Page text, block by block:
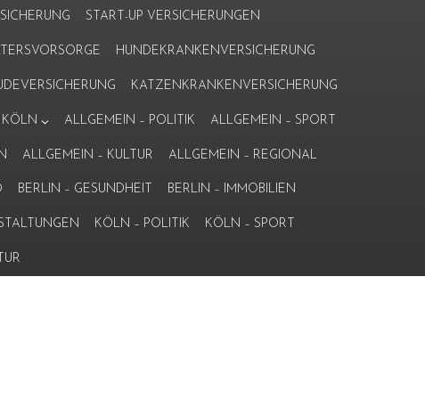
START-UP VERSICHERUNGEN
HUNDEKRANKENVERSICHERUNG
KATZENKRANKENVERSICHERUNG
KÖLN ALLGEMEIN – POLITIK ALLGEMEIN – SPORT
ALLGEMEIN – KULTUR ALLGEMEIN – REGIONAL
BERLIN – GESUNDHEIT BERLIN – IMMOBILIEN
KÖLN – POLITIK KÖLN – SPORT